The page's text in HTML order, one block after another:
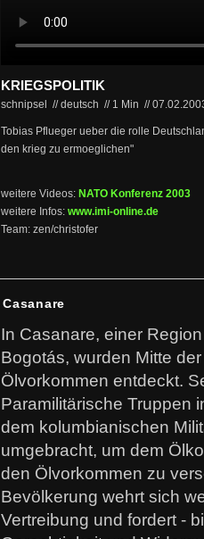
KRIEGSPOLITIK
schnipsel // deutsch // 1 Min //
Tobias Pflueger ueber die rolle
den krieg zu ermoeglichen"
weitere Videos: NATO Konferenz 2003
weitere Infos: www.imi-online.de
Team: zen/christofer
Casanare
In Casanare, einer
Bogotás, wurden Mitte
Ölvorkommen entdeckt.
Paramilitärische Truppen
dem kolumbianischen
umgebracht, um dem
den Ölvorkommen zu
Bevölkerung wehrt sich
Vertreibung und fordert -